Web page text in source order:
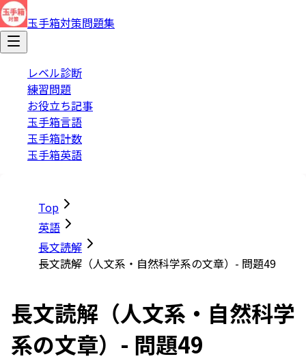
玉手箱対策問題集
レベル診断
練習問題
お役立ち記事
玉手箱言語
玉手箱計数
玉手箱英語
Top
英語
長文読解
長文読解（人文系・自然科学系の文章）- 問題49
長文読解（人文系・自然科学
系の文章）- 問題49